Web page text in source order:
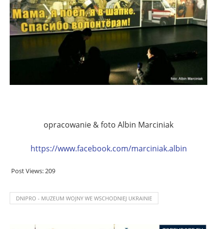
opracowanie & foto Albin Marciniak
https://www.facebook.com/marciniak.albin
Post Views:209
DNIPRO - MUZEUM WOJNY WE WSCHODNIEJ UKRAINIE